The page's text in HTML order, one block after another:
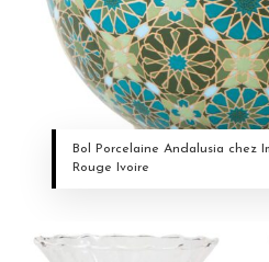
Bol Porcelaine Andalusia chez
Rouge Ivoire